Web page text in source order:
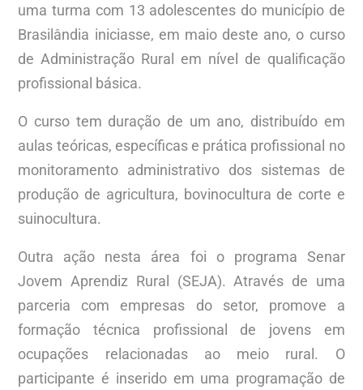
uma turma com 13 adolescentes do município de
Brasilândia iniciasse, em maio deste ano, o curso
de Administração Rural em nível de qualificação
profissional básica.
O curso tem duração de um ano, distribuído em
aulas teóricas, específicas e prática profissional no
monitoramento administrativo dos sistemas de
produção de agricultura, bovinocultura de corte e
suinocultura.
Outra ação nesta área foi o programa Senar
Jovem Aprendiz Rural (SEJA). Através de uma
parceria com empresas do setor, promove a
formação técnica profissional de jovens em
ocupações relacionadas ao meio rural. O
participante é inserido em uma programação de